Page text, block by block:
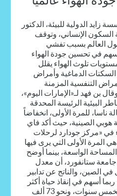
زايد الدولية للبيئة، الدكتور
السكون الإنساني، وتوقف
العالم بسبب تفشي
في تحسين جودة الهواء
تلوث الهواء يقلل
الدماغية وأمراض
التنفسية المزمنة
بن فهد لـ«الإمارات اليوم»،
البيئية الرئيسة المحدقة
ناسا، للمرة الأولى، انخفاضاً
الصينية، حيث أكد فاي
في «مركز جودارد لرحلات
المرة الأولى التي يرى فيها
الواسعة، بينما أوضح
ستانفورد، أن معدل
الصين، والناتج عن تدابير
أسهم في إنقاذ حياة أكثر
من 4000 طفل دون سن الخمس سنوات، ونحو 73 ألف